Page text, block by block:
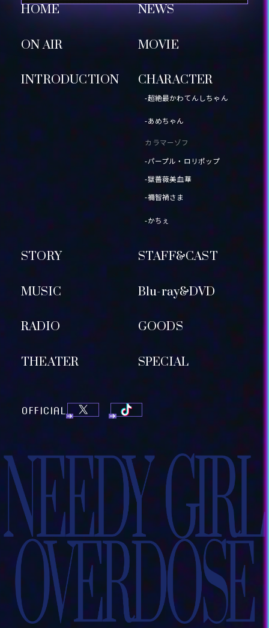
HOME NEWS
ON AIR MOVIE
INTRODUCTION CHARACTER
-超絶最かわてんしちゃん
-あめちゃん
カラマーゾフ
-パープル・ロリポップ
-獄薔薇美血華
-禰󠄀智禍さま
-かちぇ
STORY STAFF&CAST
MUSIC Blu-ray&DVD
RADIO GOODS
THEATER SPECIAL
OFFICIAL